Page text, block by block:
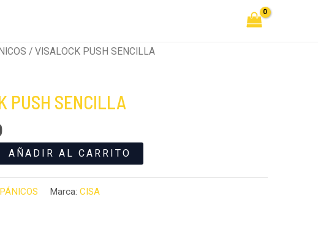
/ VISALOCK PUSH SENCILLA
PUSH SENCILLA
AÑADIR AL CARRITO
Marca:CISA